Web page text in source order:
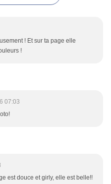
! Et sur ta page elle
!
07:03
est douce et girly, elle est belle!!